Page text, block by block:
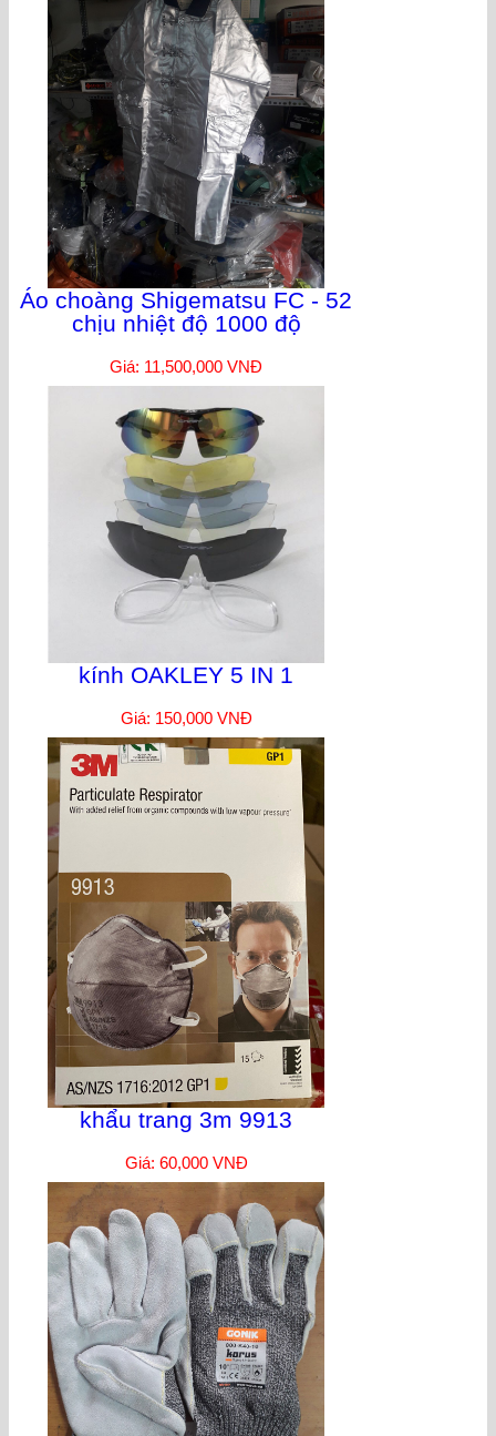
Áo choàng Shigematsu FC - 52
chịu nhiệt độ 1000 độ
Giá: 11,500,000 VNĐ
kính OAKLEY 5 IN 1
Giá: 150,000 VNĐ
khẩu trang 3m 9913
Giá: 60,000 VNĐ